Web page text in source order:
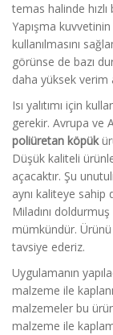
temas halinde
Yapışma
kullanılmasını
görünse de bazı
daha yüksek verim
Isı yalıtımı için
gerekir. Avrupa ve
poliüretan köpük
Düşük kaliteli
açacaktır. Şu
aynı kaliteye sahip
Miladını
mümkündür. Ürünü
tavsiye ederiz.
Uygulamanın
malzeme ile
malzemeler bu
malzeme ile